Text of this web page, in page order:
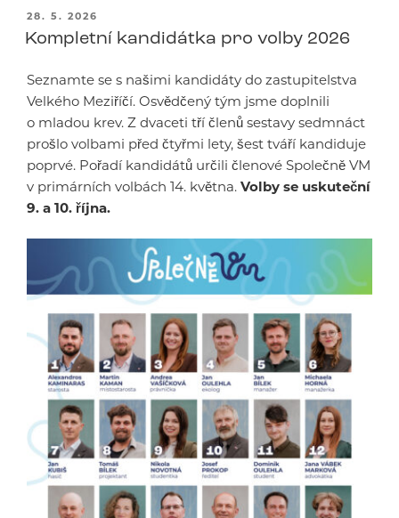
PUBLIKOVÁNO
28. 5. 2026
Kompletní kandidátka pro volby 2026
Seznamte se s našimi kandidáty do zastupitelstva
Velkého Meziříčí. Osvědčený tým jsme doplnili
o mladou krev. Z dvaceti tří členů sestavy sedmnáct
prošlo volbami před čtyřmi lety, šest tváří kandiduje
poprvé. Pořadí kandidátů určili členové Společně VM
v primárních volbách 14. května. Volby se uskuteční
9. a 10. října.